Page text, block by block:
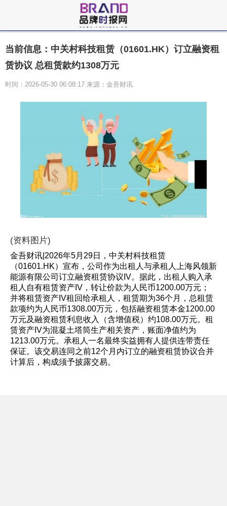
当前信息：中关村科技租赁（01601.HK）订立融资租
赁协议 总租赁款约1308万元
时间：2026-05-30 06:08:17 来源：金吾财讯
(资料图片)
金吾财讯|2026年5月29日，中关村科技租赁
（01601.HK）宣布，公司作为出租人与承租人上海风领新
能源有限公司订立融资租赁协议IV。据此，出租人购入承
租人自有租赁资产IV，转让价款为人民币1200.00万元；
并将租赁资产IV租回给承租人，租赁期为36个月，总租赁
款项约为人民币1308.00万元，包括融资租赁本金1200.00
万元及融资租赁利息收入（含增值税）约108.00万元。租
赁资产IV为混凝土塔筒生产相关资产，账面净值约为
1213.00万元。承租人一名最终实益拥有人提供连带责任
保证。该交易连同之前12个月内订立的融资租赁协议合并
计算后，构成须予披露交易。